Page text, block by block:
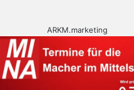
ARKM.marketing